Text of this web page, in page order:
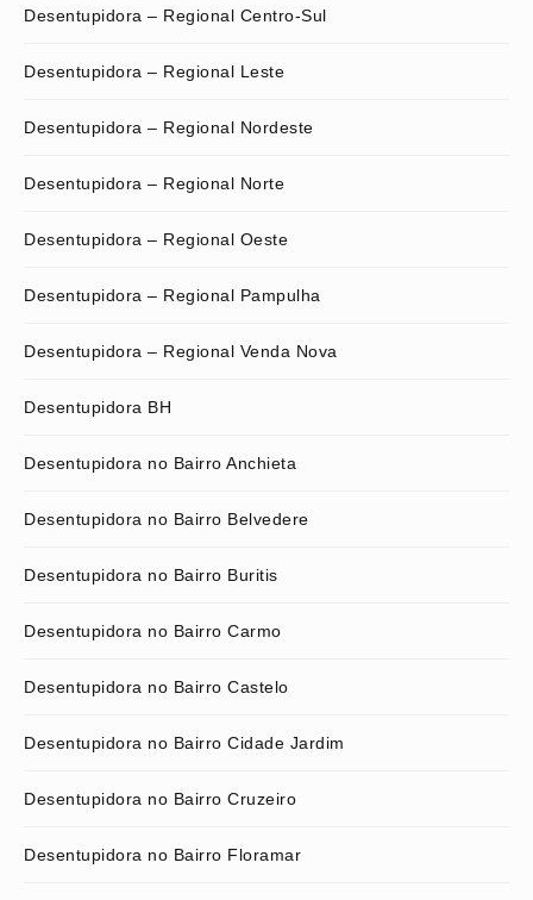
Desentupidora – Regional Centro-Sul
Desentupidora – Regional Leste
Desentupidora – Regional Nordeste
Desentupidora – Regional Norte
Desentupidora – Regional Oeste
Desentupidora – Regional Pampulha
Desentupidora – Regional Venda Nova
Desentupidora BH
Desentupidora no Bairro Anchieta
Desentupidora no Bairro Belvedere
Desentupidora no Bairro Buritis
Desentupidora no Bairro Carmo
Desentupidora no Bairro Castelo
Desentupidora no Bairro Cidade Jardim
Desentupidora no Bairro Cruzeiro
Desentupidora no Bairro Floramar